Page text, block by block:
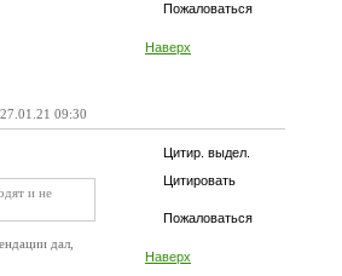
Пожаловаться
Наверх
27.01.21 09:30
Цитир. выдел.
Цитировать
Пожаловаться
Наверх
и не
дал,